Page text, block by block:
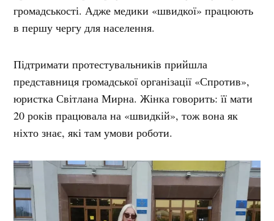
громадськості. Адже медики «швидкої» працюють
в першу чергу для населення.
Підтримати протестувальників прийшла
представниця громадської організації «Спротив»,
юристка Світлана Мирна. Жінка говорить: її мати
20 років працювала на «швидкій», тож вона як
ніхто знає, які там умови роботи.